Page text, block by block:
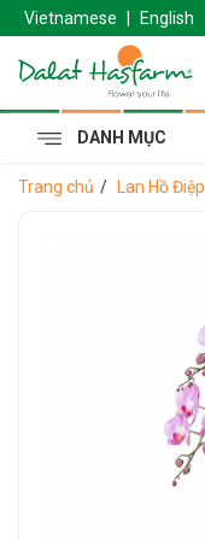
Vietnamese English
DANH MỤC
Trang chủ Lan Hồ Điệp